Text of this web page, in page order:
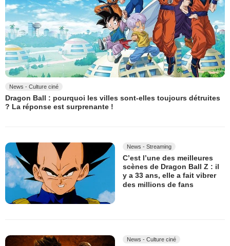
News - Culture ciné
Dragon Ball : pourquoi les villes sont-elles toujours détruites
? La réponse est surprenante !
News - Streaming
C’est l’une des meilleures
scènes de Dragon Ball Z : il
y a 33 ans, elle a fait vibrer
des millions de fans
News - Culture ciné